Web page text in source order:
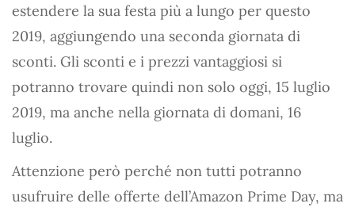
estendere la sua festa più a lungo per questo
2019, aggiungendo una seconda giornata di
sconti. Gli sconti e i prezzi vantaggiosi si
potranno trovare quindi non solo oggi, 15 luglio
2019, ma anche nella giornata di domani, 16
luglio.
Attenzione però perché non tutti potranno
usufruire delle offerte dell’Amazon Prime Day, ma